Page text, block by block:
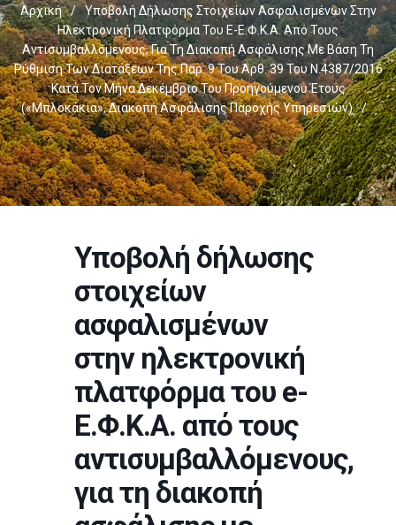
Αρχική /
Υποβολή Δήλωσης Στοιχείων Ασφαλισμένων Στην
Ηλεκτρονική Πλατφόρμα Του E-Ε.Φ.Κ.Α. Από Τους
Αντισυμβαλλόμενους, Για Τη Διακοπή Ασφάλισης Με Βάση Τη
Ρύθμιση Των Διατάξεων Της Παρ. 9 Του Άρθ. 39 Του Ν.4387/2016
Κατά Τον Μήνα Δεκέμβριο Του Προηγούμενου Έτους
(«μπλοκάκια», Διακοπή Ασφάλισης Παροχής Υπηρεσιών)
/
Υποβολή δήλωσης
στοιχείων
ασφαλισμένων
στην ηλεκτρονική
πλατφόρμα του e-
Ε.Φ.Κ.Α. από τους
αντισυμβαλλόμενους,
για τη διακοπή